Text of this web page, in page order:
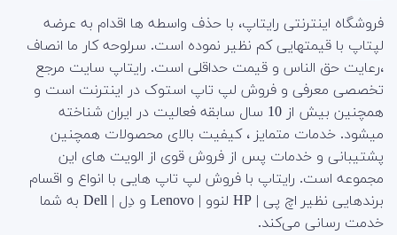
فروشگاه اینترنتی رایتاپ، با حذف واسطه ها اقدام به عرضه
لپتاپ با قیمتهایی کم نظیر نموده است. سرلوحه کار ما انصاف
،رعایت حق الناس و قیمت حداقلی است. رایتاپ سایت مرجع
تخصصی معرفی و فروش لپ تاپ استوک در اینترنت است و
همچنین بیش از 10 سال سابقه فعالیت در ایران شناخته
میشود. خدمات متمایز ، کیفیت بالای محصولات همچنین
پشتیبانی و خدمات پس از فروش قوی از الویت های این
مجموعه است. رایتاپ با فروش لپ تاپ هایی با انواع و اقسام
برندهایی نظیر اچ پی | HP لنوو | Lenovo و دِل | Dell به شما
خدمت رسانی می‌کند.